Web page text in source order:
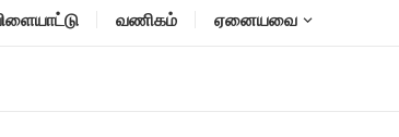
வணிகம் ஏனையவை